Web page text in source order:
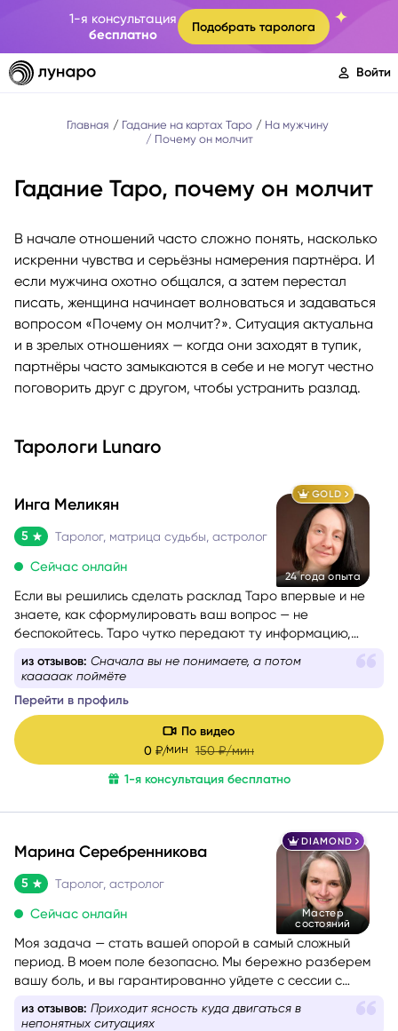
1-я консультация
бесплатно
Подобрать таролога
Войти
Главная Гадание на картах Таро
На мужчину
Почему он молчит
Гадание Таро, почему он молчит
В начале отношений часто сложно понять, насколько
искренни чувства и серьёзны намерения партнёра. И
если мужчина охотно общался, а затем перестал
писать, женщина начинает волноваться и задаваться
вопросом «Почему он молчит?». Ситуация актуальна
и в зрелых отношениях — когда они заходят в тупик,
партнёры часто замыкаются в себе и не могут честно
поговорить друг с другом, чтобы устранить разлад.
Тарологи Lunaro
GOLD
24 года опыта
Инга Меликян
5 Таролог, матрица судьбы, астролог
Сейчас онлайн
Если вы решились сделать расклад Таро впервые и не
знаете, как сформулировать ваш вопрос — не
беспокойтесь. Таро чутко передают ту информацию,
из отзывов: Сначала вы не понимаете, а потом
кааааак поймёте
Перейти в профиль
По видео
0 ₽/мин150 ₽/мин
1-я консультация бесплатно
DIAMOND
Мастер
состояний
Марина Серебренникова
5 Таролог, астролог
Сейчас онлайн
Моя задача — стать вашей опорой в самый сложный
период. В моем поле безопасно. Мы бережно разберем
вашу боль, и вы гарантированно уйдете с сессии с
новыми силами, вдохновением и верой в себя. Я таролог
и консультант с глубоким жизненным опытом. Мой подход
из отзывов: Приходит ясность куда двигаться в
непонятных ситуациях